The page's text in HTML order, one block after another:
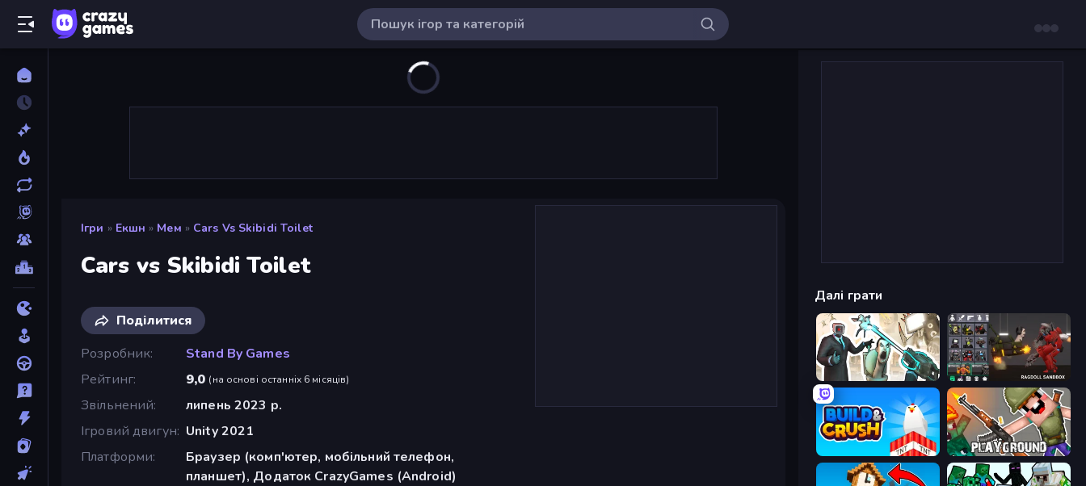
Ігри » Екшн » Мем » Cars Vs Skibidi Toilet
Cars vs Skibidi Toilet
Поділитися
Розробник
Stand By Games
Рейтинг
9,0 (на основі останніх 6 місяців)
Звільнений
липень 2023 р.
Ігровий двигун Unity 2021
Платформи
Браузер (комп'ютер, мобільний телефон,
планшет), Додаток CrazyGames (Android)
Далі грати
Skibidi Toilets: Infection Last Play: Ragdoll Sandbox
Build and Crush Playground